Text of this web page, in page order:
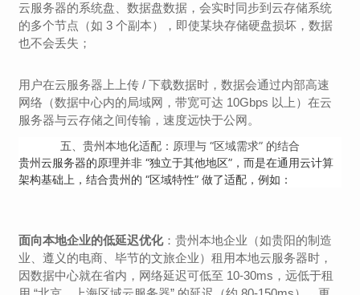
云服务器的系统盘、数据盘数据，会实时同步到云存储系统
的多个节点（如 3 个副本），即使某块存储硬盘损坏，数据
也不会丢失；
用户在云服务器上上传 / 下载数据时，数据会通过内部高速
网络（数据中心内的局域网，带宽可达 10Gbps 以上）在云
服务器与云存储之间传输，速度远快于公网。
五、贵州本地化适配：原理与 “区域需求” 的结合
贵州云服务器的原理并非 “独立于其他地区”，而是在通用云计算
架构基础上，结合贵州的 “区域特性” 做了适配，例如：
面向本地企业的低延迟优化：贵州本地企业（如贵阳的制造
业、遵义的电商、毕节的文旅企业）租用本地云服务器时，
因数据中心就在省内，网络延迟可低至 10-30ms，远低于租